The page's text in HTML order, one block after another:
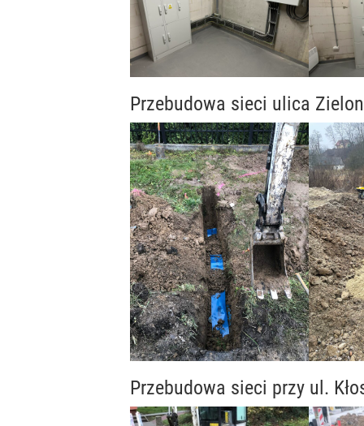
Przebudowa sieci ulica
Przebudowa sieci przy ul.